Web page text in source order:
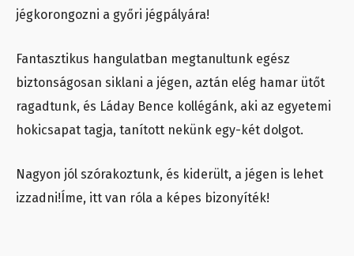
jégkorongozni a győri jégpályára!
Fantasztikus hangulatban megtanultunk egész
biztonságosan siklani a jégen, aztán elég hamar ütőt
ragadtunk, és Láday Bence kollégánk, aki az egyetemi
hokicsapat tagja, tanított nekünk egy-két dolgot.
Nagyon jól szórakoztunk, és kiderült, a jégen is lehet
izzadni!Íme, itt van róla a képes bizonyíték!